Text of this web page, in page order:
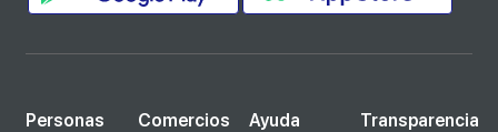
Personas
Comercios
Ayuda
Transparencia